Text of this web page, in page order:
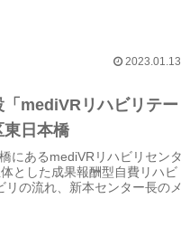
2023.01.13
「mediVRリハビリテー
東日本橋
にあるmediVRリハビリセンタ
とした成果報酬型自費リハビ
の流れ、新本センター長のメ